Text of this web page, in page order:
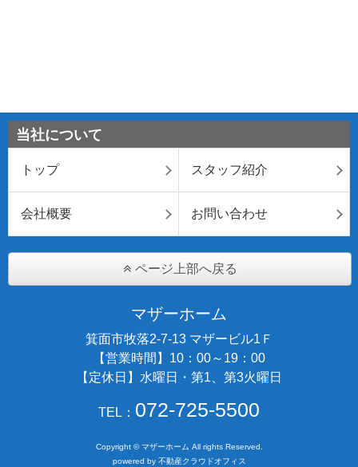
当社について
トップ スタッフ紹介
会社概要 お問い合わせ
ページ上部へ戻る
マザーホーム
箕面市牧落2-7-13 マザービル1Ｆ
【営業時間】10：00～19：00
【定休日】水曜日・第1、第3火曜日
TEL： 072-725-5500
Copyright © マザーホーム All rights Reserved.
powered by 不動産クラウドオフィス